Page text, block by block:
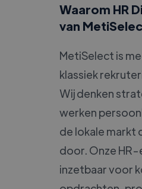
Waarom HR
van
MetiSelect is
klassiek
Wij denken
werken
de lokale markt
door. Onze
inzetbaar voor